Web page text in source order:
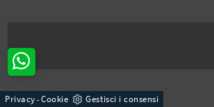
Privacy -Cookie Gestisci i consensi